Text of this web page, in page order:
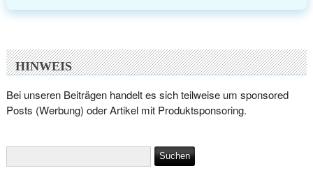
HINWEIS
Bei unseren Beiträgen handelt es sich teilweise um sponsored
Posts (Werbung) oder Artikel mit Produktsponsoring.